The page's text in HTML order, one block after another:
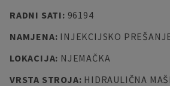
RADNI SATI: 96194
NAMJENA: INJEKCIJSKO
LOKACIJA: NJEMAČKA
VRSTA STROJA: HIDRAULIČNA